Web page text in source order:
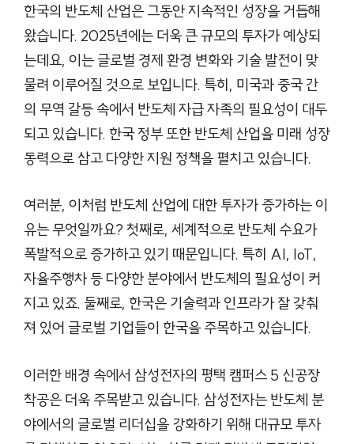
한국의 반도체 산업은 그동안 지속적인 성장을 거듭해
왔습니다. 2025년에는 더욱 큰 규모의 투자가 예상되
는데요, 이는 글로벌 경제 환경 변화와 기술 발전이 맞
물려 이루어질 것으로 보입니다. 특히, 미국과 중국 간
의 무역 갈등 속에서 반도체 자급 자족의 필요성이 대두
되고 있습니다. 한국 정부 또한 반도체 산업을 미래 성장
동력으로 삼고 다양한 지원 정책을 펼치고 있습니다.
여러분, 이처럼 반도체 산업에 대한 투자가 증가하는 이
유는 무엇일까요? 첫째로, 세계적으로 반도체 수요가
폭발적으로 증가하고 있기 때문입니다. 특히 AI, IoT,
자율주행차 등 다양한 분야에서 반도체의 필요성이 커
지고 있죠. 둘째로, 한국은 기술력과 인프라가 잘 갖춰
져 있어 글로벌 기업들이 한국을 주목하고 있습니다.
이러한 배경 속에서 삼성전자의 평택 캠퍼스 5 신공장
착공은 더욱 주목받고 있습니다. 삼성전자는 반도체 분
야에서의 글로벌 리더십을 강화하기 위해 대규모 투자